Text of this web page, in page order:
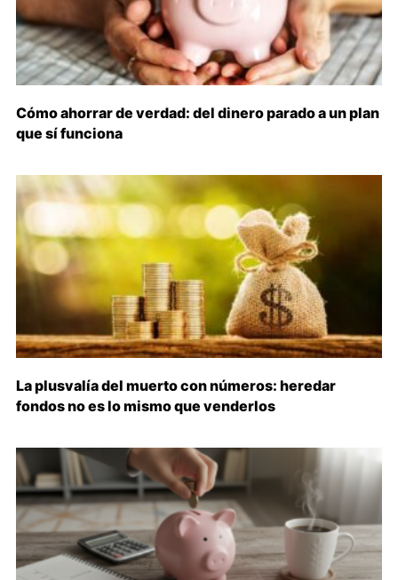
Cómo ahorrar de verdad: del dinero parado a un plan
que sí funciona
La plusvalía del muerto con números: heredar
fondos no es lo mismo que venderlos